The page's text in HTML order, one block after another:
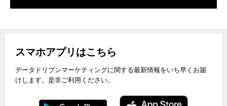
スマホアプリはこちら
データドリブンマーケティングに関する最新情報をいち早くお届
けします。是非ご利用ください。